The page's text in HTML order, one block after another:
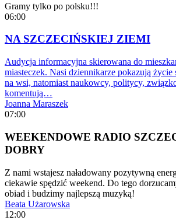
Gramy tylko po polsku!!!
06:00
NA SZCZECIŃSKIEJ ZIEMI
Audycja informacyjna skierowana do
miasteczek. Nasi dziennikarze pokazują życie
na wsi, natomiast naukowcy, politycy,
komentują…
Joanna Maraszek
07:00
WEEKENDOWE RADIO
DOBRY
Z nami wstajesz naładowany pozytywną
ciekawie spędzić weekend. Do tego
obiad i budzimy najlepszą muzyką!
Beata Użarowska
12:00